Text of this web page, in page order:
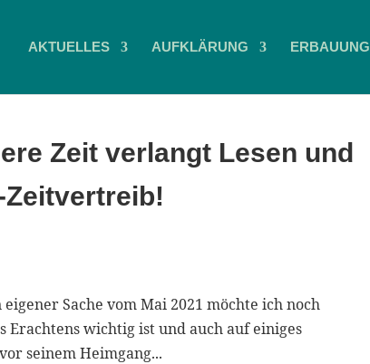
AKTUELLES AUFKLÄRUNG ERBAUUNG
Zeit verlangt Lesen und
Sache vom Mai 2021 möchte ich noch
wichtig ist und auch auf einiges
seinem Heimgang...